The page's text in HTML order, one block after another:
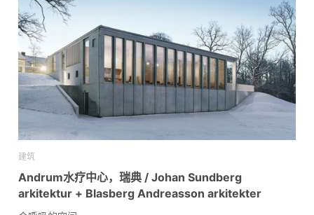
建筑
Andrum水疗中心，瑞典 / Johan Sundberg
arkitektur + Blasberg Andreasson arkitekter